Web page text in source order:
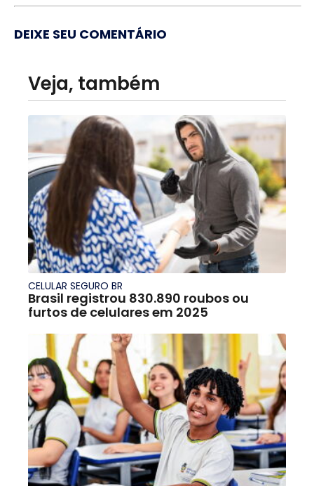
DEIXE SEU COMENTÁRIO
Veja, também
CELULAR SEGURO BR
Brasil registrou 830.890 roubos ou
furtos de celulares em 2025